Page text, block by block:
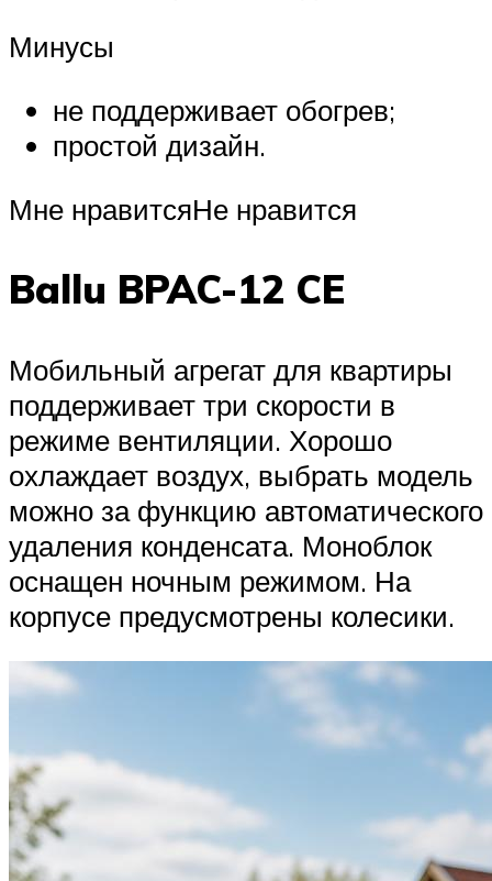
Минусы
не поддерживает обогрев;
простой дизайн.
Мне нравитсяНе нравится
Ballu BPAC-12 CE
Мобильный агрегат для квартиры
поддерживает три скорости в
режиме вентиляции. Хорошо
охлаждает воздух, выбрать модель
можно за функцию автоматического
удаления конденсата. Моноблок
оснащен ночным режимом. На
корпусе предусмотрены колесики.